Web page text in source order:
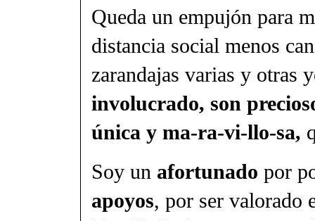
Queda un empujón para
distancia social menos
zarandajas varias y otras
involucrado, son
única y ma-ra-vi-llo-sa,
Soy un afortunado por
apoyos, por ser valorado